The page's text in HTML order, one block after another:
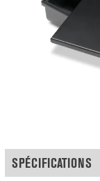
SPÉCIFICATIONS